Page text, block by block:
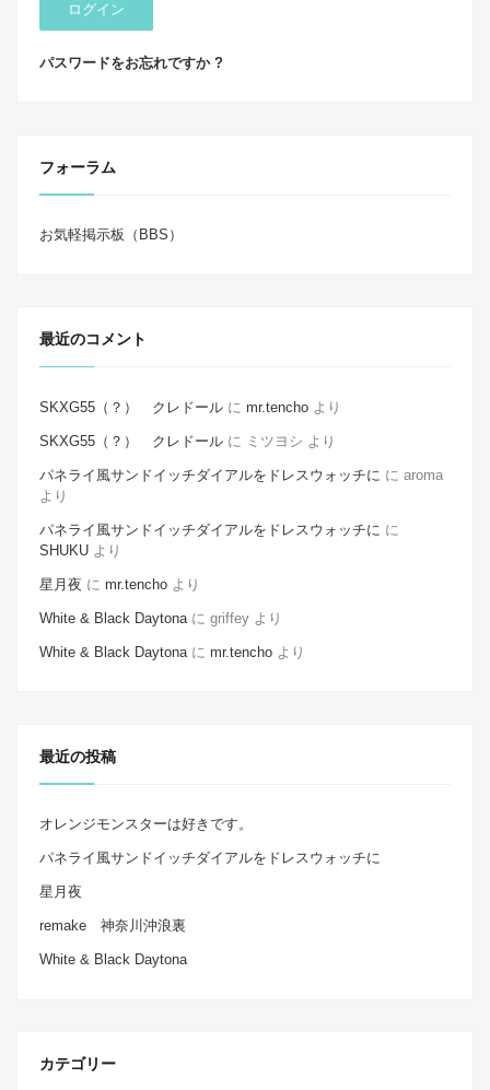
ログイン
パスワードをお忘れですか ?
フォーラム
お気軽掲示板（BBS）
最近のコメント
SKXG55（？） クレドール に mr.tencho より
SKXG55（？） クレドール に ミツヨシ より
パネライ風サンドイッチダイアルをドレスウォッチに に aroma
より
パネライ風サンドイッチダイアルをドレスウォッチに に
SHUKU より
星月夜 に mr.tencho より
White & Black Daytona に griffey より
White & Black Daytona に mr.tencho より
最近の投稿
オレンジモンスターは好きです。
パネライ風サンドイッチダイアルをドレスウォッチに
星月夜
remake 神奈川沖浪裏
White & Black Daytona
カテゴリー